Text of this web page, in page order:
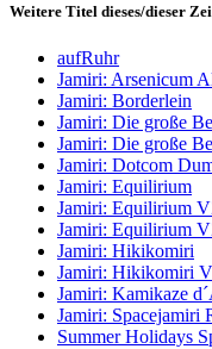
Weitere Titel dieses/dieser
aufRuhr
Jamiri: Arsenicum
Jamiri: Borderlein
Jamiri: Die große
Jamiri: Die große
Jamiri: Dotcom
Jamiri: Equilirium
Jamiri: Equilirium
Jamiri: Equilirium
Jamiri: Hikikomiri
Jamiri: Hikikomiri
Jamiri: Kamikaze
Jamiri: Spacejamiri
Summer Holidays